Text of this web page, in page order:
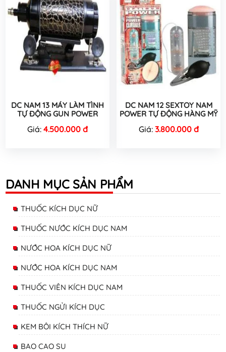
DC NAM 13 MÁY LÀM TÌNH
TỰ ĐỘNG GUN POWER
Giá: 4.500.000 đ
DC NAM 12 SEXTOY NAM
POWER TỰ ĐỘNG HÀNG MỸ
Giá: 3.800.000 đ
DANH MỤC SẢN PHẨM
THUỐC KÍCH DỤC NỮ
THUỐC NƯỚC KÍCH DỤC NAM
NƯỚC HOA KÍCH DỤC NỮ
NƯỚC HOA KÍCH DỤC NAM
THUỐC VIÊN KÍCH DỤC NAM
THUỐC NGỬI KÍCH DỤC
KEM BÔI KÍCH THÍCH NỮ
BAO CAO SU